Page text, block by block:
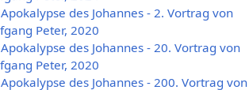
des Johannes - 2. Vortrag von
Peter, 2020
des Johannes - 20. Vortrag von
Peter, 2020
des Johannes - 200. Vortrag von